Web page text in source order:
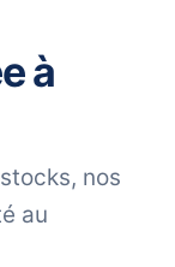
à
nos
au